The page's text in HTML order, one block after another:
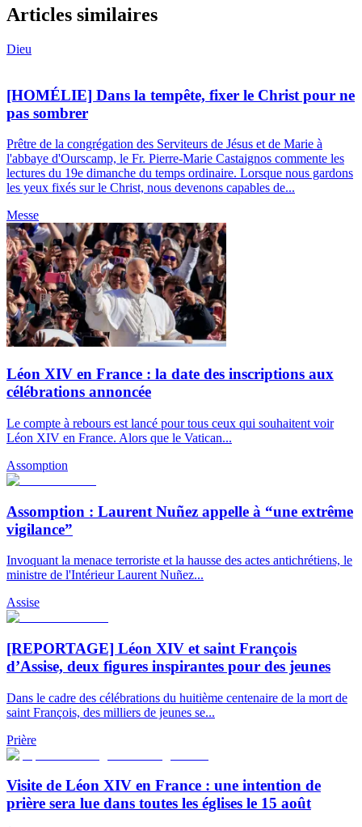
Articles similaires
Dieu
[HOMÉLIE] Dans la tempête, fixer le Christ pour ne
pas sombrer
Prêtre de la congrégation des Serviteurs de Jésus et de Marie à
l'abbaye d'Ourscamp, le Fr. Pierre-Marie Castaignos commente les
lectures du 19e dimanche du temps ordinaire. Lorsque nous gardons
les yeux fixés sur le Christ, nous devenons capables de...
Messe
Léon XIV en France : la date des inscriptions aux
célébrations annoncée
Le compte à rebours est lancé pour tous ceux qui souhaitent voir
Léon XIV en France. Alors que le Vatican...
Assomption
Assomption : Laurent Nuñez appelle à “une extrême
vigilance”
Invoquant la menace terroriste et la hausse des actes antichrétiens, le
ministre de l'Intérieur Laurent Nuñez...
Assise
[REPORTAGE] Léon XIV et saint François
d’Assise, deux figures inspirantes pour des jeunes
Dans le cadre des célébrations du huitième centenaire de la mort de
saint François, des milliers de jeunes se...
Prière
Visite de Léon XIV en France : une intention de
prière sera lue dans toutes les églises le 15 août